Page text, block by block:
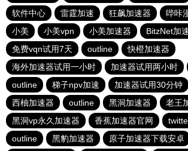
软件中心
雷霆加速 狂飙加速器 哔咔
小美
小美vpn 小美加速器
BitzNet加
免费vqn试用7天
outline
快橙加速器
海外加速器试用一小时
加速器试用两小时
outline
梯子npv加速 加速器试用30分钟
西柚加速器
outline 黑洞加速器
老王
黑洞vp永久加速器
香蕉加速器官网
outline
黑豹加速器
原子加速器下载安卓